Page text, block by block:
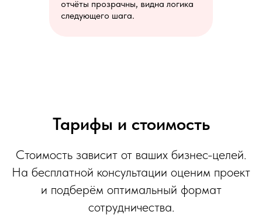
отчёты прозрачны, видна логика
следующего шага.
Тарифы и стоимость
Стоимость зависит от ваших бизнес-целей.
На бесплатной консультации оценим проект
и подберём оптимальный формат
сотрудничества.